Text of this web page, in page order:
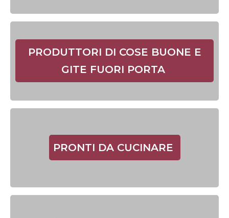
PRODUTTORI DI COSE BUONE E
GITE FUORI PORTA
PRONTI DA CUCINARE